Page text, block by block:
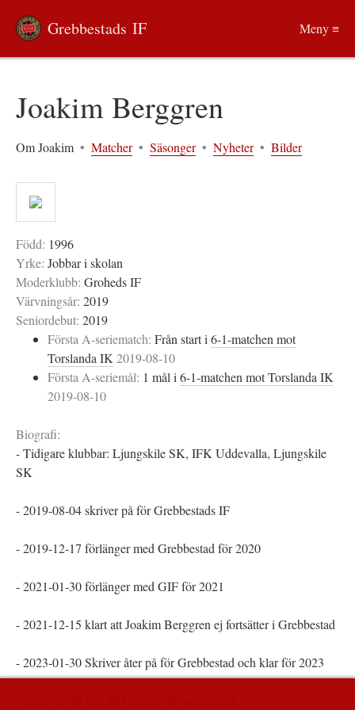
Joakim Berggren
Om Joakim • Matcher • Säsonger • Nyheter • Bilder
Född: 1996
Yrke: Jobbar i skolan
Moderklubb: Groheds IF
Värvningsår: 2019
Seniordebut: 2019
Första A-seriematch: Från start i 6-1-matchen mot
Torslanda IK 2019-08-10
Första A-seriemål: 1 mål i 6-1-matchen mot Torslanda IK
2019-08-10
Biografi:
- Tidigare klubbar: Ljungskile SK, IFK Uddevalla, Ljungskile
SK
- 2019-08-04 skriver på för Grebbestads IF
- 2019-12-17 förlänger med Grebbestad för 2020
- 2021-01-30 förlänger med GIF för 2021
- 2021-12-15 klart att Joakim Berggren ej fortsätter i Grebbestad
- 2023-01-30 Skriver åter på för Grebbestad och klar för 2023
Grebbestads IF Meny ≡